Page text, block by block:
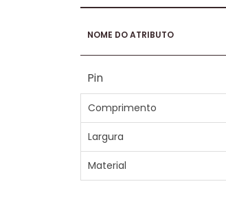
NOME DO ATRIBUTO
Pin
Comprimento
Largura
Material